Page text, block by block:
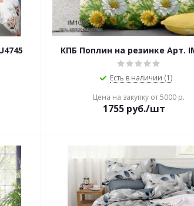
КПБ Поплин на резинке Арт.
Есть в наличии (1)
Цена на закупку от 5000 р.
1755 руб./шт